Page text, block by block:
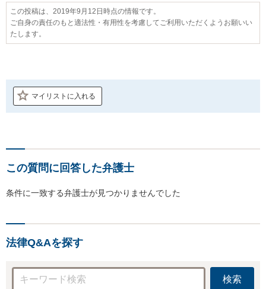
この投稿は、2019年9月12日時点の情報です。
ご自身の責任のもと適法性・有用性を考慮してご利用いただくようお願いい
たします。
マイリストに入れる
この質問に回答した弁護士
条件に一致する弁護士が見つかりませんでした
法律Q&Aを探す
検索